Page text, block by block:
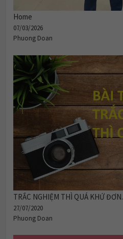
Home
07/03/2026
Phuong Doan
TRẮC NGHIỆM THÌ QUÁ KHỨ ĐƠN.
27/07/2020
Phuong Doan